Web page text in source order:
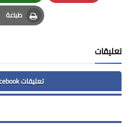
Pinterest
Whatsapp
طباعة
Print
تعليقات
تعليقات Facebook